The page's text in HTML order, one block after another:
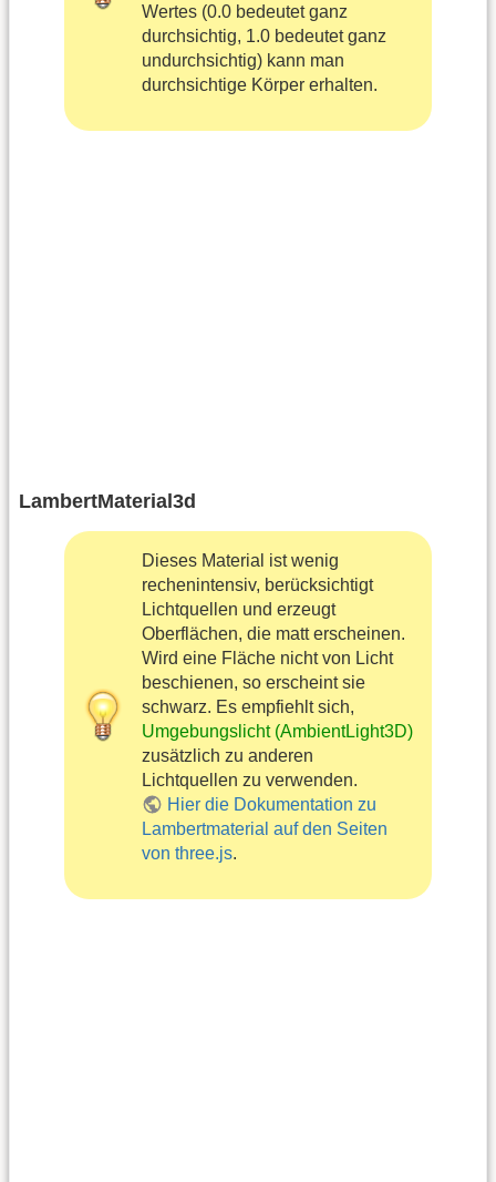
Wertes (0.0 bedeutet ganz
durchsichtig, 1.0 bedeutet ganz
undurchsichtig) kann man
durchsichtige Körper erhalten.
LambertMaterial3d
Dieses Material ist wenig
rechenintensiv, berücksichtigt
Lichtquellen und erzeugt
Oberflächen, die matt erscheinen.
Wird eine Fläche nicht von Licht
beschienen, so erscheint sie
schwarz. Es empfiehlt sich,
Umgebungslicht (AmbientLight3D)
zusätzlich zu anderen
Lichtquellen zu verwenden.
Hier die Dokumentation zu
Lambertmaterial auf den Seiten
von three.js.